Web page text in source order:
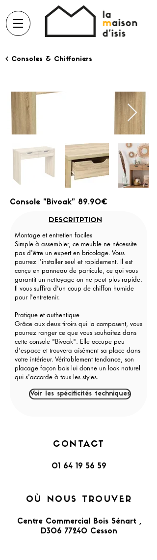
< Consoles & Chiffoniers
Console "Bivoak" 89.90€
DESCRITPTION
Montage et entretien faciles
Simple à assembler, ce meuble ne nécessite
pas d'être un expert en bricolage. Vous
pourrez l'installer seul et rapidement. Il est
conçu en panneau de particule, ce qui vous
garantit un nettoyage on ne peut plus rapide.
Il vous suffira d'un coup de chiffon humide
pour l'entretenir.
Pratique et authentique
Grâce aux deux tiroirs qui la composent, vous
pourrez ranger ce que vous souhaitez dans
cette console "Bivoak". Elle occupe peu
d'espace et trouvera aisément sa place dans
votre intérieur. Véritablement tendance, son
placage façon bois lui donne un look naturel
qui s'accorde à tous les styles.
Voir les spécificités techniques
CONTACT
01 64 19 56 59
OÙ NOUS TROUVER
Centre Commercial Bois Sénart ,
D306 77240 Cesson​